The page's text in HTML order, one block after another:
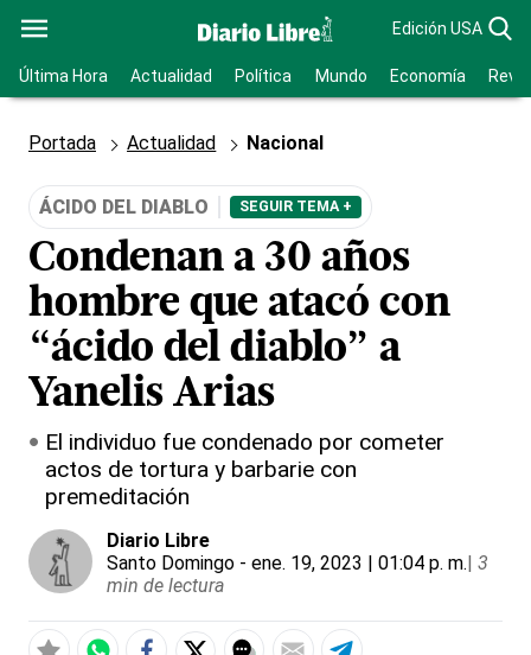
Edición USA
Última Hora Actualidad Política Mundo Economía
Portada Actualidad Nacional
ÁCIDO DEL DIABLO SEGUIR TEMA +
Condenan a 30 años
hombre que atacó con
“ácido del diablo” a
Yanelis Arias
El individuo fue condenado por cometer
actos de tortura y barbarie con
premeditación
Diario Libre
Santo Domingo - ene. 19, 2023 | 01:04 p. m.| 3
min de lectura